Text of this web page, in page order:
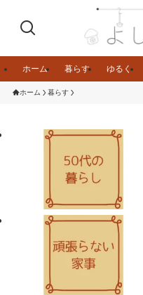
ホーム 暮らす ゆるく
ホーム 暮らす